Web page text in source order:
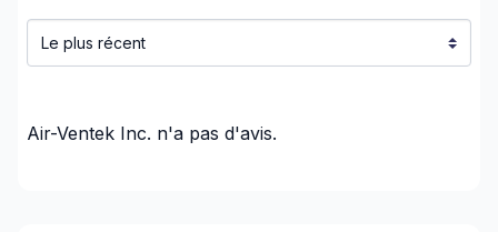
Air-Ventek Inc. n'a pas d'avis.